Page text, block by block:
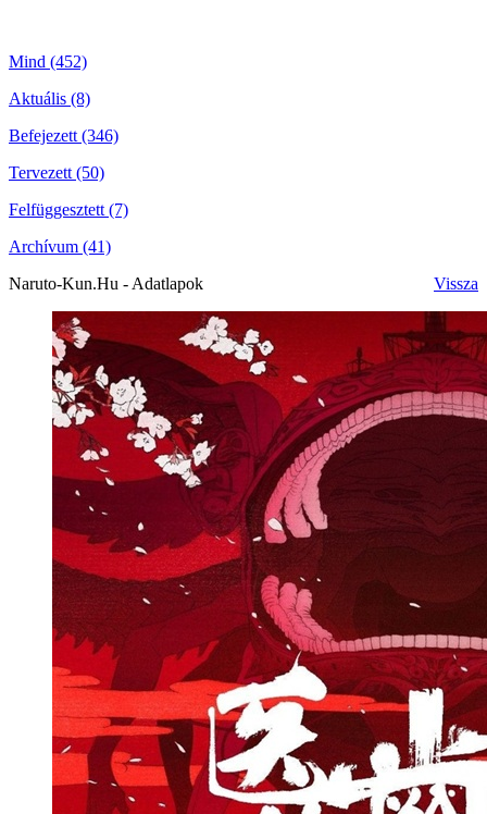
Mind (452)
Aktuális (8)
Befejezett (346)
Tervezett (50)
Felfüggesztett (7)
Archívum (41)
Naruto-Kun.Hu - Adatlapok
Vissza